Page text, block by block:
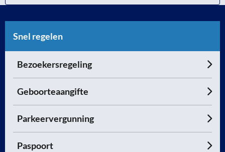
Snel regelen
Bezoekersregeling
Geboorteaangifte
Parkeervergunning
Paspoort